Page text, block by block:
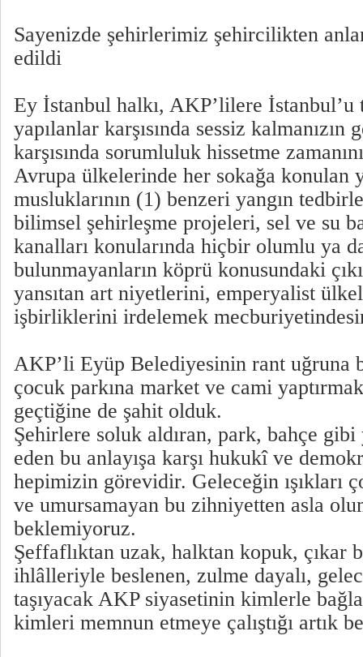
Sayenizde şehirlerimiz şehircilikten
edildi
Ey İstanbul halkı, AKP’lilere
yapılanlar karşısında sessiz
karşısında sorumluluk hissetme
Avrupa ülkelerinde her sokağa konulan
musluklarının (1) benzeri yangın
bilimsel şehirleşme projeleri, sel ve su
kanalları konularında hiçbir olumlu ya
bulunmayanların köprü konusundaki
yansıtan art niyetlerini, emperyalist
işbirliklerini irdelemek
AKP’li Eyüp Belediyesinin rant uğruna
çocuk parkına market ve cami
geçtiğine de şahit olduk.
Şehirlere soluk aldıran, park, bahçe
eden bu anlayışa karşı hukukî ve
hepimizin görevidir. Geleceğin ışıkları
ve umursamayan bu zihniyetten asla
beklemiyoruz.
Şeffaflıktan uzak, halktan kopuk, çıkar
ihlâlleriyle beslenen, zulme dayalı,
taşıyacak AKP siyasetinin kimlerle
kimleri memnun etmeye çalıştığı artık